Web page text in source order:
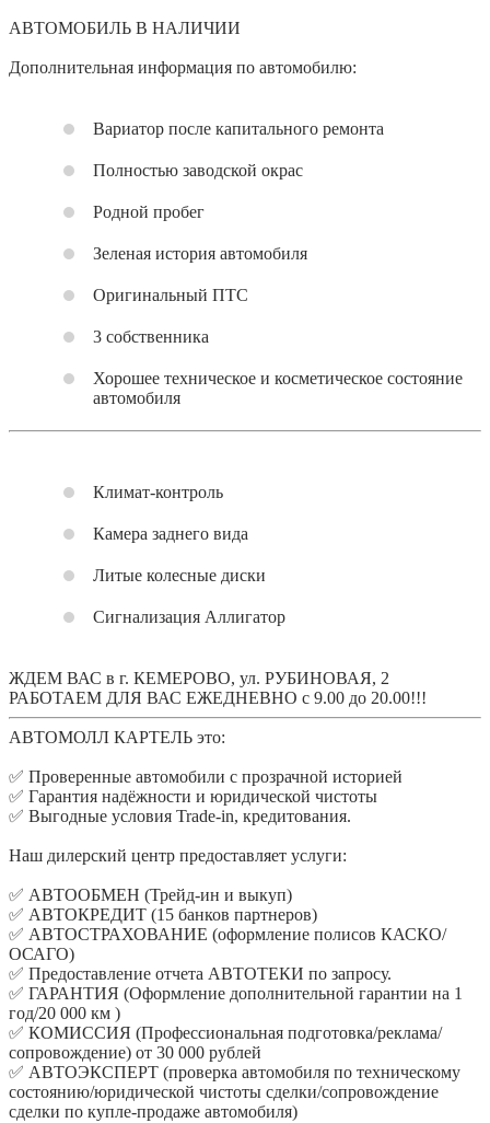
АВТОМОБИЛЬ В НАЛИЧИИ
Дополнительная информация по автомобилю:
Вариатор после капитального ремонта
Полностью заводской окрас
Родной пробег
Зеленая история автомобиля
Оригинальный ПТС
3 собственника
Хорошее техническое и косметическое состояние
автомобиля
Климат-контроль
Камера заднего вида
Литые колесные диски
Сигнализация Аллигатор
ЖДЕМ ВАС в г. КЕМЕРОВО, ул. РУБИНОВАЯ, 2
РАБОТАЕМ ДЛЯ ВАС ЕЖЕДНЕВНО с 9.00 до 20.00!!!
АВТОМОЛЛ КАРТЕЛЬ это:
✅ Проверенные автомобили с прозрачной историей
✅ Гарантия надёжности и юридической чистоты
✅ Выгодные условия Trade-in, кредитования.
Наш дилерский центр предоставляет услуги:
✅ АВТООБМЕН (Трейд-ин и выкуп)
✅ АВТОКРЕДИТ (15 банков партнеров)
✅ АВТОСТРАХОВАНИЕ (оформление полисов КАСКО/
ОСАГО)
✅ Предоставление отчета АВТОТЕКИ по запросу.
✅ ГАРАНТИЯ (Оформление дополнительной гарантии на 1
год/20 000 км )
✅ КОМИССИЯ (Профессиональная подготовка/реклама/
сопровождение) от 30 000 рублей
✅ АВТОЭКСПЕРТ (проверка автомобиля по техническому
состоянию/юридической чистоты сделки/сопровождение
сделки по купле-продаже автомобиля)